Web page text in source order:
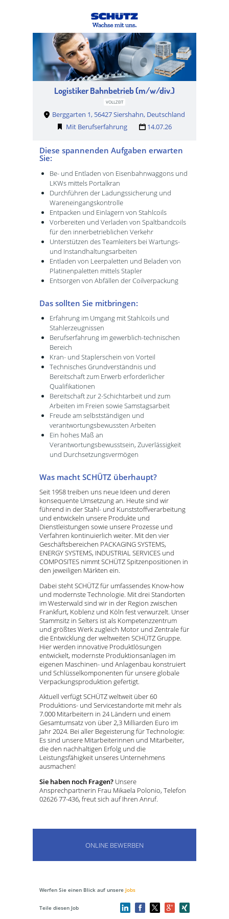
Logistiker Bahnbetrieb (m/w/div.)
VOLLZEIT
Berggarten 1, 56427 Siershahn, Deutschland
Mit Berufserfahrung
14.07.26
Diese spannenden Aufgaben erwarten
Sie:
Be- und Entladen von Eisenbahnwaggons und
LKWs mittels Portalkran
Durchführen der Ladungssicherung und
Wareneingangskontrolle
Entpacken und Einlagern von Stahlcoils
Vorbereiten und Verladen von Spaltbandcoils
für den innerbetrieblichen Verkehr
Unterstützen des Teamleiters bei Wartungs-
und Instandhaltungsarbeiten
Entladen von Leerpaletten und Beladen von
Platinenpaletten mittels Stapler
Entsorgen von Abfällen der Coilverpackung
Das sollten Sie mitbringen:
Erfahrung im Umgang mit Stahlcoils und
Stahlerzeugnissen
Berufserfahrung im gewerblich-technischen
Bereich
Kran- und Staplerschein von Vorteil
Technisches Grundverständnis und
Bereitschaft zum Erwerb erforderlicher
Qualifikationen
Bereitschaft zur 2-Schichtarbeit und zum
Arbeiten im Freien sowie Samstagsarbeit
Freude am selbstständigen und
verantwortungsbewussten Arbeiten
Ein hohes Maß an
Verantwortungsbewusstsein, Zuverlässigkeit
und Durchsetzungsvermögen
Was macht SCHÜTZ überhaupt?
Seit 1958 treiben uns neue Ideen und deren
konsequente Umsetzung an. Heute sind wir
führend in der Stahl- und Kunststoffverarbeitung
und entwickeln unsere Produkte und
Dienstleistungen sowie unsere Prozesse und
Verfahren kontinuierlich weiter. Mit den vier
Geschäftsbereichen PACKAGING SYSTEMS,
ENERGY SYSTEMS, INDUSTRIAL SERVICES und
COMPOSITES nimmt SCHÜTZ Spitzenpositionen in
den jeweiligen Märkten ein.
Dabei steht SCHÜTZ für umfassendes Know-how
und modernste Technologie. Mit drei Standorten
im Westerwald sind wir in der Region zwischen
Frankfurt, Koblenz und Köln fest verwurzelt. Unser
Stammsitz in Selters ist als Kompetenzzentrum
und größtes Werk zugleich Motor und Zentrale für
die Entwicklung der weltweiten SCHÜTZ Gruppe.
Hier werden innovative Produktlösungen
entwickelt, modernste Produktionsanlagen im
eigenen Maschinen- und Anlagenbau konstruiert
und Schlüsselkomponenten für unsere globale
Verpackungsproduktion gefertigt.
Aktuell verfügt SCHÜTZ weltweit über 60
Produktions- und Servicestandorte mit mehr als
7.000 Mitarbeitern in 24 Ländern und einem
Gesamtumsatz von über 2,3 Milliarden Euro im
Jahr 2024. Bei aller Begeisterung für Technologie:
Es sind unsere Mitarbeiterinnen und Mitarbeiter,
die den nachhaltigen Erfolg und die
Leistungsfähigkeit unseres Unternehmens
ausmachen!
Sie haben noch Fragen? Unsere
Ansprechpartnerin Frau Mikaela Polonio, Telefon
02626 77-436, freut sich auf Ihren Anruf.
ONLINE BEWERBEN
Werfen Sie einen Blick auf unsere Jobs
Teile diesen Job